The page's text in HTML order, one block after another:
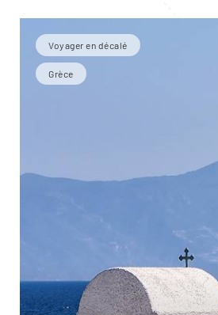
Voyager en décalé
Grèce